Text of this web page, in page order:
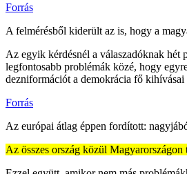
Forrás
A felmérésből kiderült az is, hogy a
Az egyik kérdésnél a válaszadóknak hét
legfontosabb problémák közé, hogy
dezniformációt a demokrácia fő kihívásai
Forrás
Az európai átlag éppen fordított:
Az összes ország közül